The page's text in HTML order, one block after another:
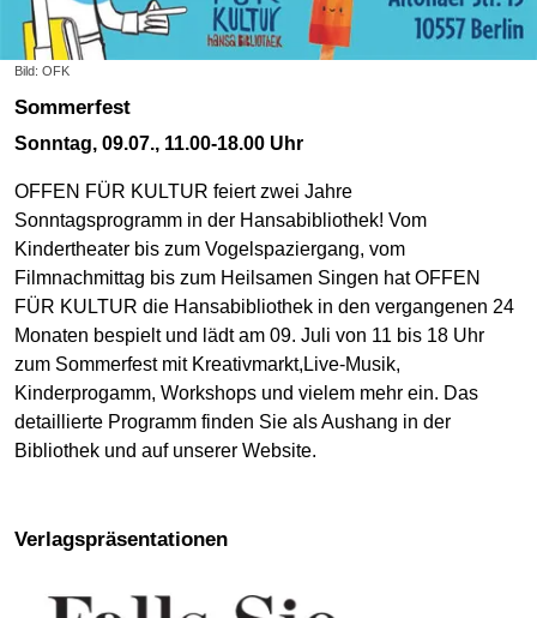
Bild: OFK
Sommerfest
Sonntag, 09.07., 11.00-18.00 Uhr
OFFEN FÜR KULTUR feiert zwei Jahre
Sonntagsprogramm in der Hansabibliothek! Vom
Kindertheater bis zum Vogelspaziergang, vom
Filmnachmittag bis zum Heilsamen Singen hat OFFEN
FÜR KULTUR die Hansabibliothek in den vergangenen 24
Monaten bespielt und lädt am 09. Juli von 11 bis 18 Uhr
zum Sommerfest mit Kreativmarkt,Live-Musik,
Kinderprogamm, Workshops und vielem mehr ein. Das
detaillierte Programm finden Sie als Aushang in der
Bibliothek und auf unserer Website.
Verlagspräsentationen